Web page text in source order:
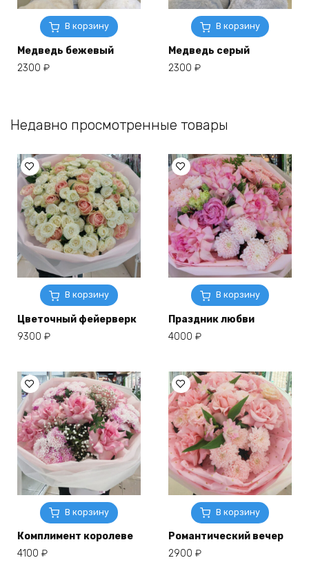
В корзину
Медведь бежевый
2300 ₽
В корзину
Медведь серый
2300 ₽
Недавно просмотренные товары
В корзину
Цветочный фейерверк
9300 ₽
В корзину
Праздник любви
4000 ₽
В корзину
Комплимент королеве
4100 ₽
В корзину
Романтический вечер
2900 ₽